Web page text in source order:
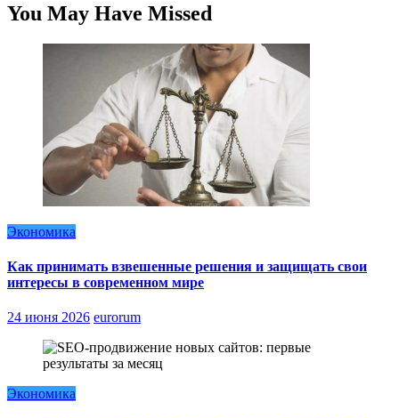
You May Have Missed
Экономика
Как принимать взвешенные решения и защищать свои
интересы в современном мире
24 июня 2026 eurorum
Экономика